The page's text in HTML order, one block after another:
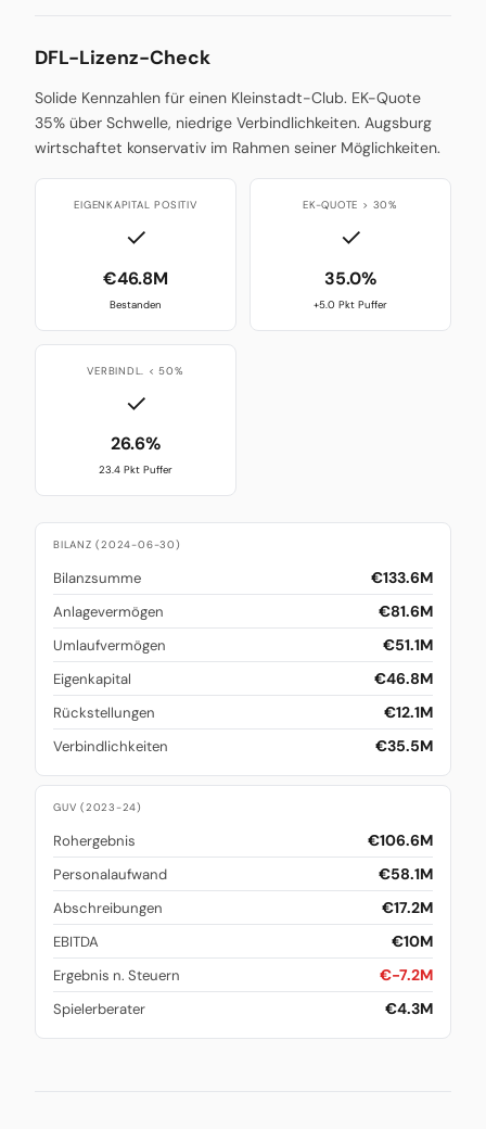
DFL-Lizenz-Check
Solide Kennzahlen für einen Kleinstadt-Club. EK-Quote
35% über Schwelle, niedrige Verbindlichkeiten. Augsburg
wirtschaftet konservativ im Rahmen seiner Möglichkeiten.
EIGENKAPITAL POSITIV
✓
€46.8M
Bestanden
EK-QUOTE > 30%
✓
35.0%
+5.0 Pkt Puffer
VERBINDL. < 50%
✓
26.6%
23.4 Pkt Puffer
BILANZ (2024-06-30)
Bilanzsumme €133.6M
Anlagevermögen €81.6M
Umlaufvermögen €51.1M
Eigenkapital €46.8M
Rückstellungen €12.1M
Verbindlichkeiten €35.5M
GUV (2023-24)
Rohergebnis €106.6M
Personalaufwand €58.1M
Abschreibungen €17.2M
EBITDA €10M
Ergebnis n. Steuern €-7.2M
Spielerberater €4.3M